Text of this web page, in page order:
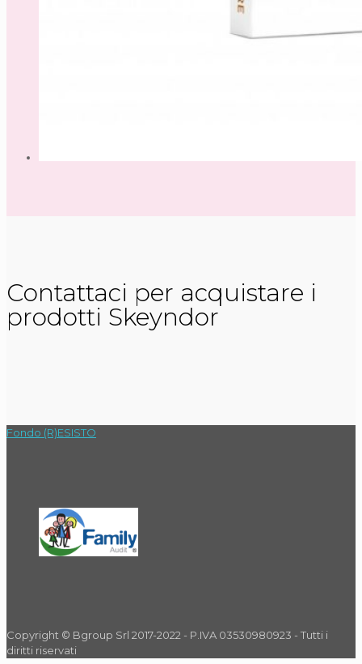
Contattaci per acquistare i
prodotti Skeyndor
Fondo (R)ESISTO
Copyright © Bgroup Srl 2017-2022 - P.IVA 03530980923 - Tutti i
diritti riservati